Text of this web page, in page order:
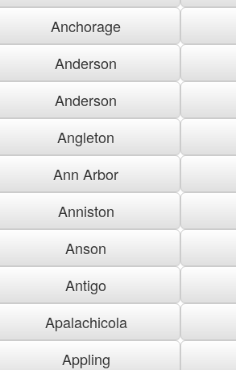
Anchorage
Anderson
Anderson
Angleton
Ann Arbor
Anniston
Anson
Antigo
Apalachicola
Appling